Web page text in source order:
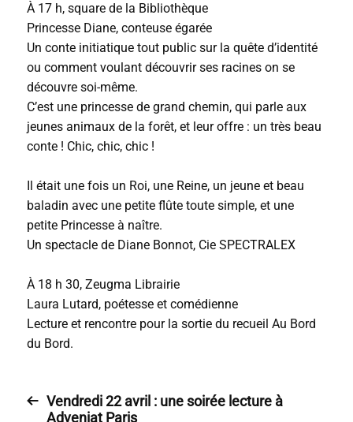
À 17 h, square de la Bibliothèque
Princesse Diane, conteuse égarée
Un conte initiatique tout public sur la quête d’identité
ou comment voulant découvrir ses racines on se
découvre soi-même.
C’est une princesse de grand chemin, qui parle aux
jeunes animaux de la forêt, et leur offre : un très beau
conte ! Chic, chic, chic !
Il était une fois un Roi, une Reine, un jeune et beau
baladin avec une petite flûte toute simple, et une
petite Princesse à naître.
Un spectacle de Diane Bonnot, Cie SPECTRALEX
À 18 h 30, Zeugma Librairie
Laura Lutard, poétesse et comédienne
Lecture et rencontre pour la sortie du recueil Au Bord
du Bord.
Vendredi 22 avril : une soirée lecture à
Adveniat Paris